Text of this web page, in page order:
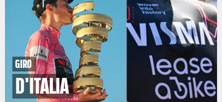
Giro
d'Italia